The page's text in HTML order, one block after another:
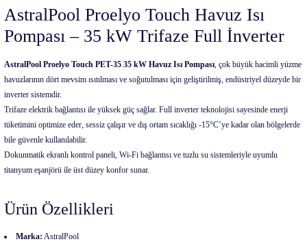
AstralPool Proelyo Touch Havuz Isı
Pompası – 35 kW Trifaze Full İnverter
AstralPool Proelyo Touch PET-35 35 kW Havuz Isı Pompası, çok büyük hacimli yüzme
havuzlarının dört mevsim ısıtılması ve soğutulması için geliştirilmiş, endüstriyel düzeyde bir
inverter sistemdir.
Trifaze elektrik bağlantısı ile yüksek güç sağlar. Full inverter teknolojisi sayesinde enerji
tüketimini optimize eder, sessiz çalışır ve dış ortam sıcaklığı -15°C’ye kadar olan bölgelerde
bile güvenle kullanılabilir.
Dokunmatik ekranlı kontrol paneli, Wi-Fi bağlantısı ve tuzlu su sistemleriyle uyumlu
titanyum eşanjörü ile üst düzey konfor sunar.
Ürün Özellikleri
Marka: AstralPool